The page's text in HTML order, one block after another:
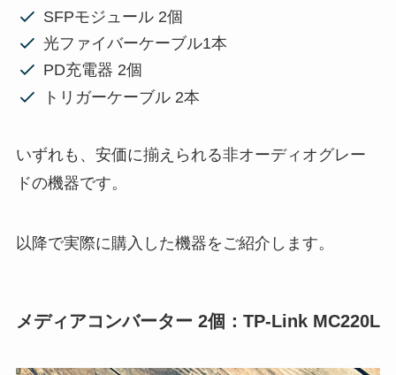
SFPモジュール 2個
光ファイバーケーブル1本
PD充電器 2個
トリガーケーブル 2本
いずれも、安価に揃えられる非オーディオグレー
ドの機器です。
以降で実際に購入した機器をご紹介します。
メディアコンバーター 2個：TP-Link MC220L